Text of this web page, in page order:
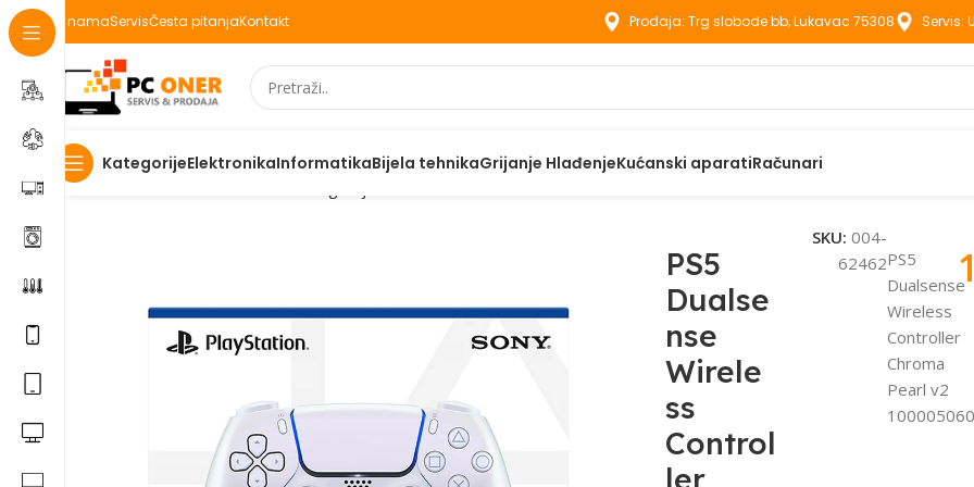
O namaServisČesta pitanjaKontakt Prodaja: Trg slobode bb, Lukavac 75308 Servis:
KategorijeElektronikaInformatikaBijela tehnikaGrijanje HlađenjeKućanski aparatiRačunari
Početna
PS5
Dualse
nse
Wirele
ss
Control
ler
SKU:004-
62462PS5
Dualsense
Wireless
Controller
Chroma
Pearl v2